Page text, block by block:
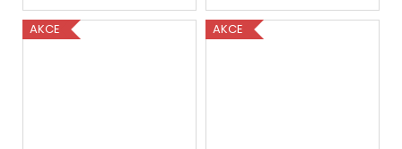
AKCE AKCE